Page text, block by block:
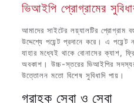
ভিআইপি প্রোগ্রামের
আমাদের সাইটের লয়্যালটির প্রোগ্রাম
উদ্দেশ্যে পয়েন্ট প্রদানে করে। এ
যাহার মধ্যেই থাকে বোনাসের ক্যাশ,
অবকাশ। উচ্চ-স্তরের ভিআইপির
উত্তোলন মতো বিশেষ সুবিধাদি পায়।
গ্রাহক সেবা ও সেবা